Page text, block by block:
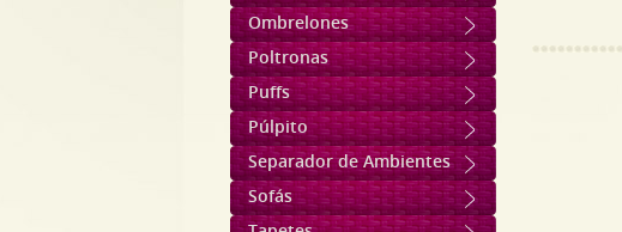
Ombrelones
Poltronas
Puffs
Púlpito
Separador de Ambientes
Sofás